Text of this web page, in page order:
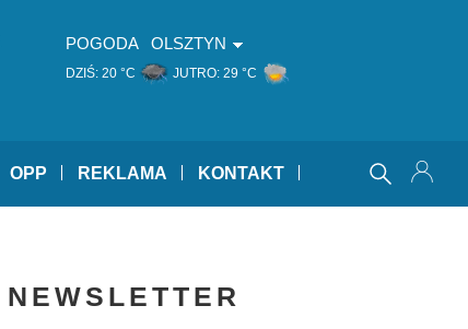
POGODA OLSZTYN
DZIŚ: 20 °C JUTRO: 29 °C
OPP REKLAMA KONTAKT
NEWSLETTER